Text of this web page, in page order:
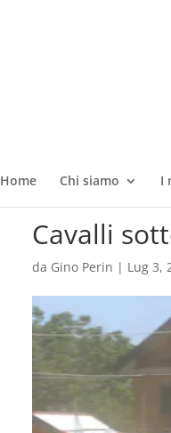
Home Chi siamo I
Cavalli
da Gino Perin | Lug 3,